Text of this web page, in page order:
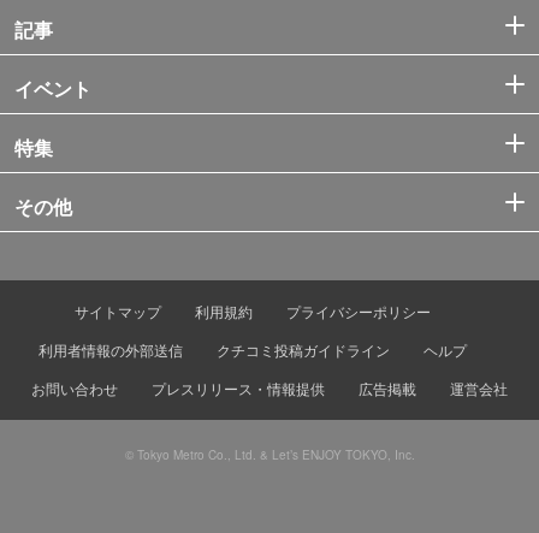
記事
イベント
特集
その他
サイトマップ 利用規約
プライバシーポリシー
利用者情報の外部送信
クチコミ投稿ガイドライン
ヘルプ
お問い合わせ
プレスリリース・情報提供 広告掲載 運営会社
© Tokyo Metro Co., Ltd. & Let’s ENJOY TOKYO, Inc.